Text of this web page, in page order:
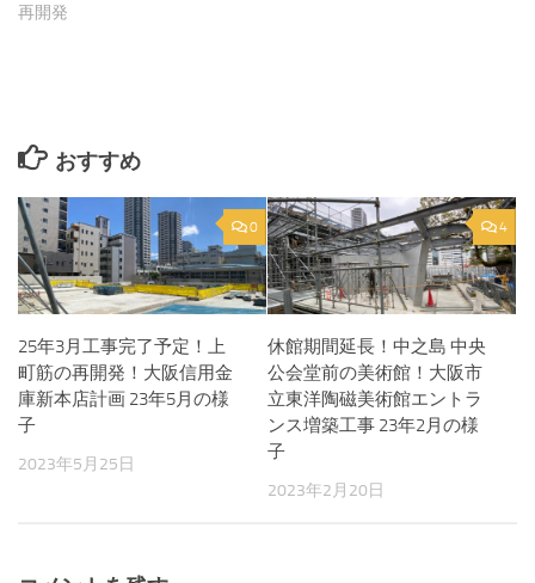
再開発
おすすめ
0
25年3月工事完了予定！上
町筋の再開発！大阪信用金
庫新本店計画 23年5月の様
子
2023年5月25日
4
休館期間延長！中之島 中央
公会堂前の美術館！大阪市
立東洋陶磁美術館エントラ
ンス増築工事 23年2月の様
子
2023年2月20日